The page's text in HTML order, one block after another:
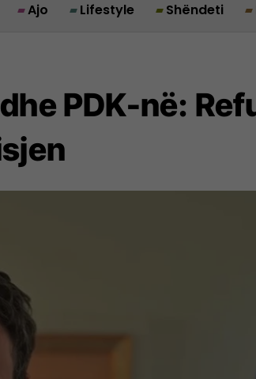
Ajo Lifestyle Shëndeti
PDK-në: